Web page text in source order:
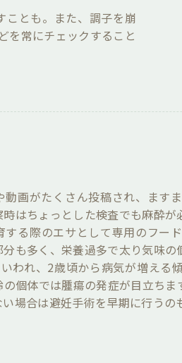
ことも。また、調子を崩
を常にチェックすること
動画がたくさん投稿され、ます
はちょっとした検査でも麻酔が
する際のエサとして専用のフー
分も多く、栄養過多で太り気味
われ、2歳頃から病気が増える
個体では腫瘍の発症が目立ち
場合は避妊手術を早期に行うの